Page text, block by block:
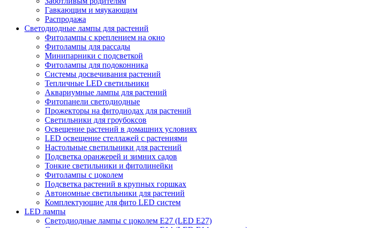
Гавкающим и мяукающим
Распродажа
Светодиодные лампы для растений
Фитолампы с креплением на окно
Фитолампы для рассады
Минипарники с подсветкой
Фитолампы для подоконника
Системы досвечивания растений
Тепличные LED светильники
Аквариумные лампы для растений
Фитопанели светодиодные
Прожекторы на фитодиодах для растений
Светильники для гроубоксов
Освещение растений в домашних условиях
LED освещение стеллажей с растениями
Настольные светильники для растений
Подсветка оранжерей и зимних садов
Тонкие светильники и фитолинейки
Фитолампы с цоколем
Подсветка растений в крупных горшках
Автономные светильники для растений
Комплектующие для фито LED систем
LED лампы
Светодиодные лампы с цоколем Е27 (LED E27)